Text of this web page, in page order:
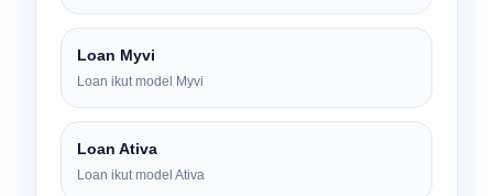
Loan Myvi
Loan ikut model Myvi
Loan Ativa
Loan ikut model Ativa